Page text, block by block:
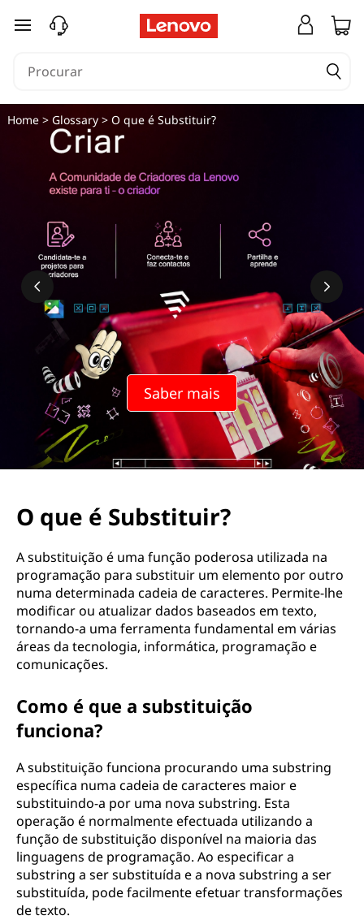
saltar para o conteúdo principal
Saber mais
Home> Glossary> O que é Substituir?
O que é Substituir?
A substituição é uma função poderosa utilizada na
programação para substituir um elemento por outro
numa determinada cadeia de caracteres. Permite-lhe
modificar ou atualizar dados baseados em texto,
tornando-a uma ferramenta fundamental em várias
áreas da tecnologia, informática, programação e
comunicações.
Como é que a substituição
funciona?
A substituição funciona procurando uma substring
específica numa cadeia de caracteres maior e
substituindo-a por uma nova substring. Esta
operação é normalmente efectuada utilizando a
função de substituição disponível na maioria das
linguagens de programação. Ao especificar a
substring a ser substituída e a nova substring a ser
substituída, pode facilmente efetuar transformações
de texto.